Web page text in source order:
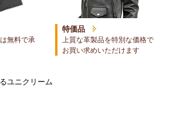
無料で承
特価品
上質な革製品を特別な価格で
お買い求めいただけます
ユニクリーム